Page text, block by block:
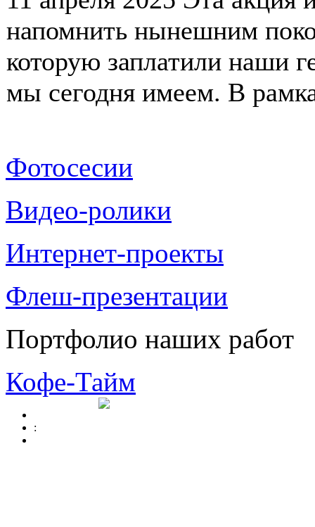
напомнить нынешним
которую заплатили наши
мы сегодня имеем. В
Фотосесии
Видео-ролики
Интернет-проекты
Флеш-презентации
Портфолио наших работ
Кофе-Тайм
: